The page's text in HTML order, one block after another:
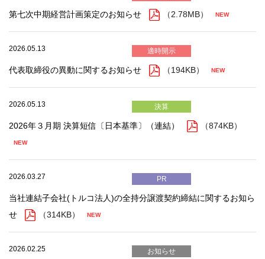
第七次中期経営計画策定のお知らせ （2.78MB）
2026.05.13 適時開示
代表取締役の異動に関するお知らせ （194KB）
2026.05.13 決算
2026年３月期 決算短信〔日本基準〕（連結） （874KB）
2026.03.27 PR
当社連結子会社(トルコ法人)の全持分譲渡契約締結に関するお知ら
せ
（314KB）
2026.02.25 お知らせ